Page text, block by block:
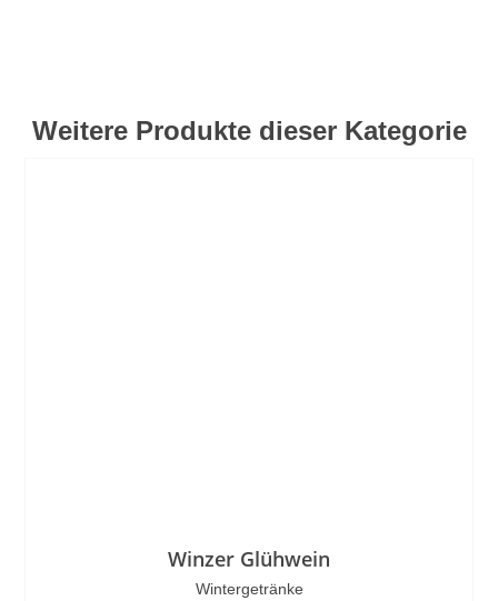
Weitere Produkte dieser Kategorie
Winzer Glühwein
Wintergetränke